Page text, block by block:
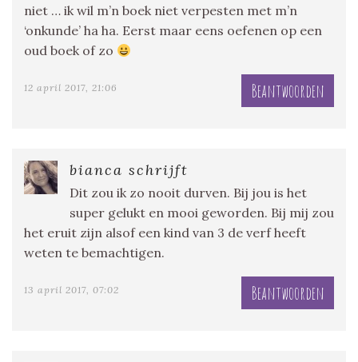
niet … ik wil m’n boek niet verpesten met m’n
‘onkunde’ ha ha. Eerst maar eens oefenen op een
oud boek of zo
12 april 2017, 21:06 Beantwoorden
bianca schrijft
Dit zou ik zo nooit durven. Bij jou is het
super gelukt en mooi geworden. Bij mij zou
het eruit zijn alsof een kind van 3 de verf heeft
weten te bemachtigen.
13 april 2017, 07:02 Beantwoorden